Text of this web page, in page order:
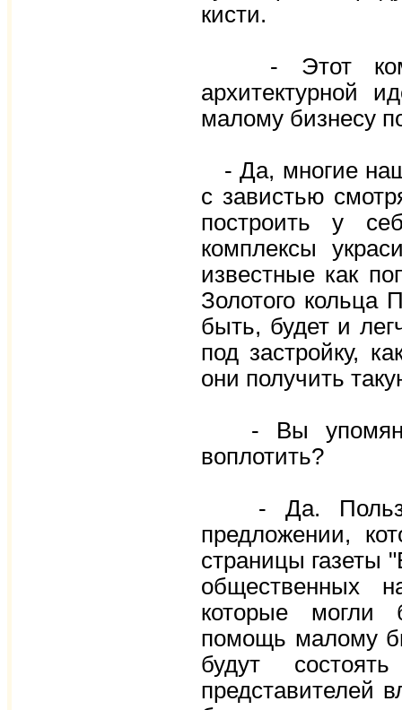
кисти.
- Этот
архитектурной
малому бизнесу
- Да, многие
с завистью
построить у
комплексы
известные как
Золотого кольца
быть, будет и
под застройку,
они получить
- Вы
воплотить?
- Да.
предложении,
страницы газеты
общественных
которые могли
помощь малому
будут
представителей